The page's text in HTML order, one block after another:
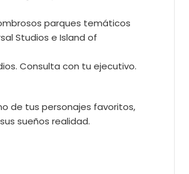
parques temáticos
Studios e Island of
Consulta con tu ejecutivo.
de tus personajes favoritos,
sueños realidad.